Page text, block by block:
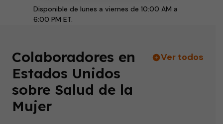
Disponible de lunes a viernes de 10:00 AM a
6:00 PM ET.
Colaboradores en
Estados Unidos
sobre Salud de la
Mujer
Ver todos